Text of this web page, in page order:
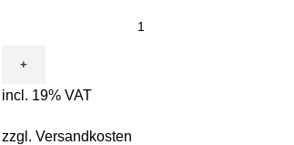
incl. 19% VAT
zzgl. Versandkosten